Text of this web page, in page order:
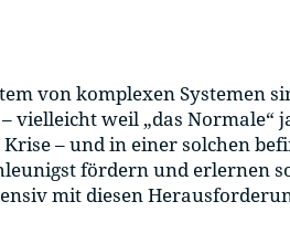
von komplexen Systemen
weil „das Normale“
– und in einer solchen
fördern und erlernen
mit diesen